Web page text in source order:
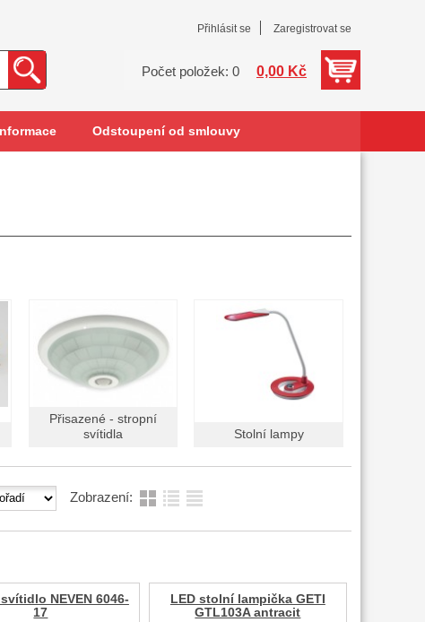
Přihlásit se Zaregistrovat se
Počet položek: 0 0,00 Kč
Odstoupení od smlouvy
Přisazené - stropní
svítidla
Stolní lampy
Zobrazení:
NEVEN 6046-
17
LED stolní lampička GETI
GTL103A antracit